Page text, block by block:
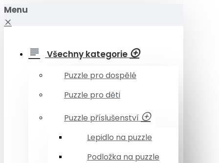
Menu
Všechny kategorie
Puzzle pro dospělé
Puzzle pro děti
Puzzle příslušenství
Lepidlo na puzzle
Podložka na puzzle